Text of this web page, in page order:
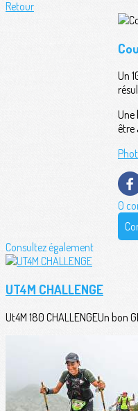
Retour
Un
Une
être
0
Consultez également
UT4M CHALLENGE
Ut4M 180 CHALLENGEUn bon